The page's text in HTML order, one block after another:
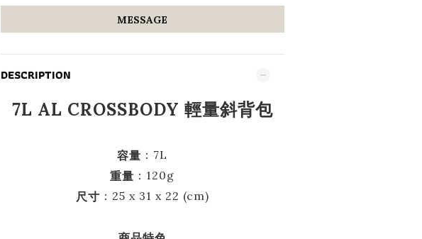
MESSAGE
DESCRIPTION
7L AL CROSSBODY 輕量斜背包
容量 ：7L
重量 ：120g
尺寸 ：25 x 31 x 22 (cm)